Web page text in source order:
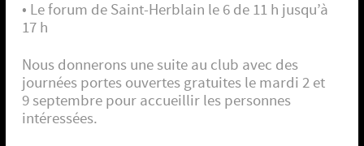
• Le forum de Saint-Herblain le 6 de 11 h jusqu’à
17 h
Nous donnerons une suite au club avec des
journées portes ouvertes gratuites le mardi 2 et
9 septembre pour accueillir les personnes
intéressées.